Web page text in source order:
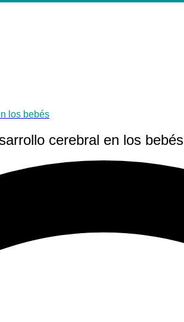
los bebés
cerebral en los bebés